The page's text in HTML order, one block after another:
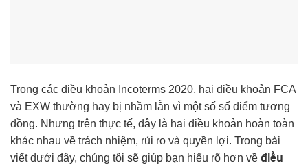
Trong các điều khoản Incoterms 2020, hai điều khoản FCA
và EXW thường hay bị nhầm lẫn vì một số số điểm tương
đồng. Nhưng trên thực tế, đây là hai điều khoản hoàn toàn
khác nhau về trách nhiệm, rủi ro và quyền lợi. Trong bài
viết dưới đây, chúng tôi sẽ giúp bạn hiểu rõ hơn về điều